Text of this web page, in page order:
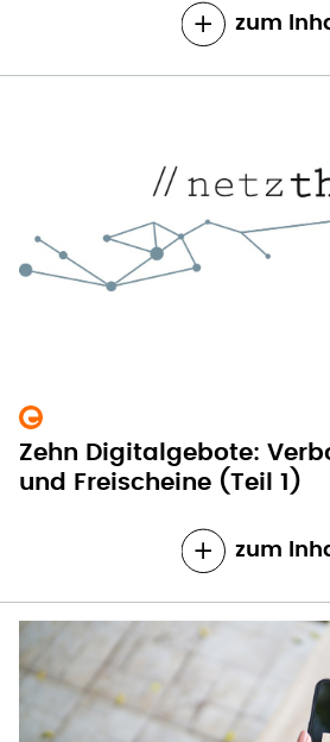
zum
Zehn Digitalgebote:
und Freischeine (Teil 1)
zum